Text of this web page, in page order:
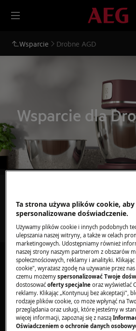
Wsparcie Drobne AGD
Wsparcie dla
Ta strona używa plików cookie, aby
spersonalizowane doświadczenie.
Używamy plików cookie i innych podobnych
ulepszania naszej witryny, a także w celach
marketingowych. Udostępniamy również
naszej strony naszym partnerom z obszarów
społecznościowych, reklamy i analityki.
cookie", wyrażasz zgodę na używanie przez
czemu możemyspersonalizować Twoje
dostosowaćoferty specjalne oraz wyświetlać
reklamy. Klikając „Kontynuuj bez akceptacji",
rodzaje plików cookie, co może wpłynąć na
przeglądania oraz usługi, które jesteśmy w
więcej informacji, zapoznaj się z naszą
Oświadczeniem o ochronie danych